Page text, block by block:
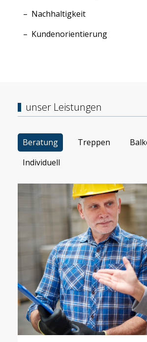
Nachhaltigkeit
Kundenorientierung
unser Leistungen
Beratung Treppen
Individuell